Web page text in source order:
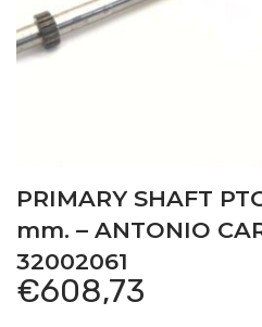
PRIMARY SHAFT
mm. – ANTONIO
32002061
€608,73